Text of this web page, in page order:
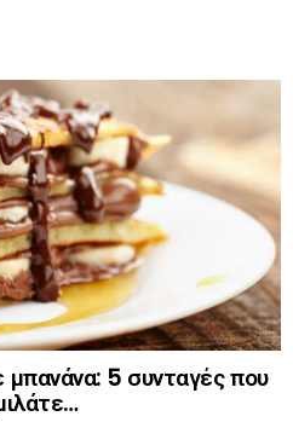
μπανάνα: 5 συνταγές που